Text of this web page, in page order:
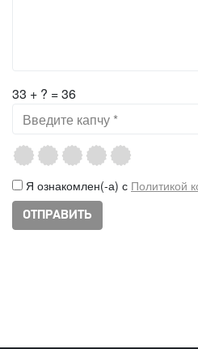
33 + ? = 36
Я ознакомлен(-а) с Политикой